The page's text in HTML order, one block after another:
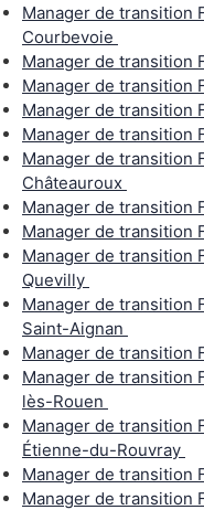
Manager de transition
Courbevoie
Manager de transition
Manager de transition
Manager de transition
Manager de transition
Manager de transition
Châteauroux
Manager de transition
Manager de transition
Manager de transition
Quevilly
Manager de transition
Saint-Aignan
Manager de transition
Manager de transition
lès-Rouen
Manager de transition
Étienne-du-Rouvray
Manager de transition
Manager de transition